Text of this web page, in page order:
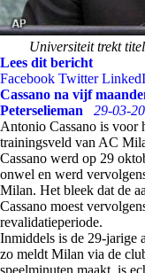
Universiteit trekt
Lees dit bericht
Facebook Twitter
Cassano na vijf
Peterselieman
29-03-
Antonio Cassano is voor
trainingsveld van AC
Cassano werd op 29
onwel en werd
Milan. Het bleek dat de
Cassano moest
revalidatieperiode.
Inmiddels is de 29-jarige
zo meldt Milan via de
speelminuten maakt, is